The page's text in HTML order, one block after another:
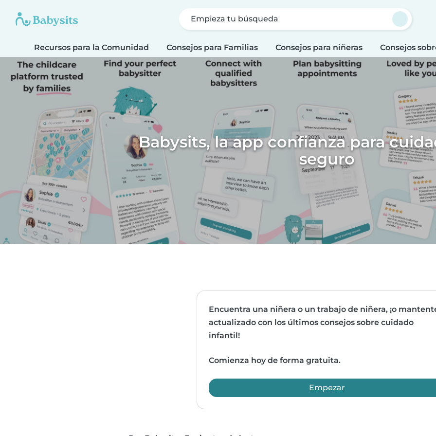
Empieza tu búsqueda
Recursos para la Comunidad Consejos para Familias Consejos para niñeras Consejos
Babysits, la app confianza para
seguro
Encuentra una niñera o un trabajo de niñera, ¡o
actualizado con los últimos consejos sobre cuidado
infantil!
Comienza hoy de forma gratuita.
Empezar